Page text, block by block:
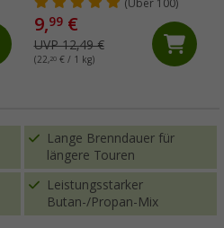
(Über 100)
9,99€
UVP 12,49 €
(22,20€ / 1 kg)
Lange Brenndauer für
längere Touren
Leistungsstarker
Butan-/Propan-Mix